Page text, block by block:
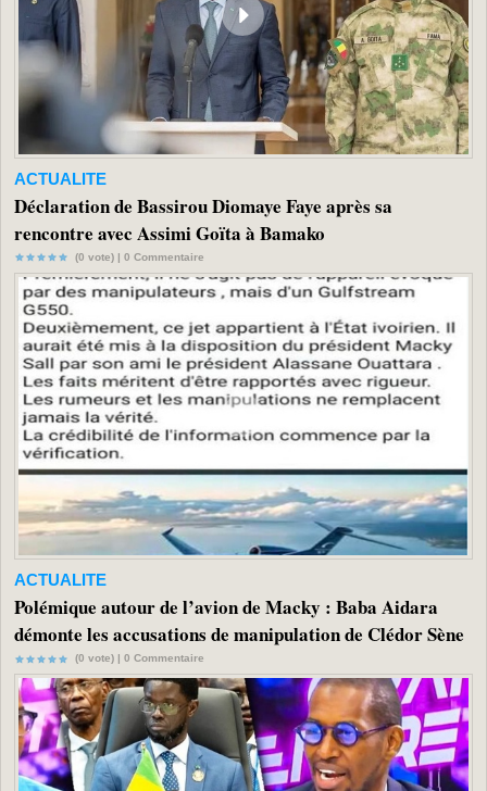
ACTUALITE
Déclaration de Bassirou Diomaye Faye après sa
rencontre avec Assimi Goïta à Bamako
(0 vote) | 0 Commentaire
ACTUALITE
Polémique autour de l’avion de Macky : Baba Aidara
démonte les accusations de manipulation de Clédor Sène
(0 vote) | 0 Commentaire